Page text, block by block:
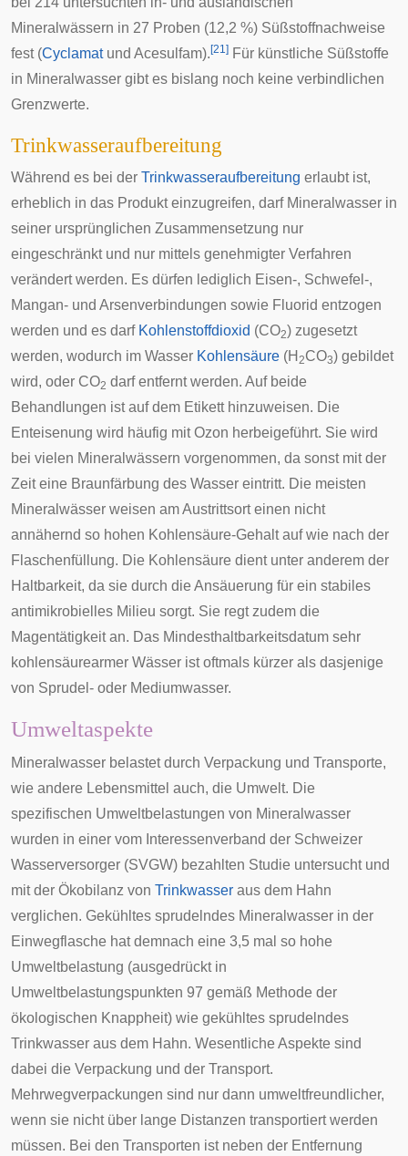
Mineralwässern in 27 Proben (12,2 %) Süßstoffnachweise
fest (Cyclamatund Acesulfam). [21] Für künstliche Süßstoffe
in Mineralwasser gibt es bislang noch keine verbindlichen
Grenzwerte.
Trinkwasseraufbereitung
Während es bei der Trinkwasseraufbereitung erlaubt ist,
erheblich in das Produkt einzugreifen, darf Mineralwasser in
seiner ursprünglichen Zusammensetzung nur
eingeschränkt und nur mittels genehmigter Verfahren
verändert werden. Es dürfen lediglich Eisen-, Schwefel-,
Mangan- und Arsenverbindungen sowie Fluorid entzogen
werden und es darf Kohlenstoffdioxid (CO2) zugesetzt
werden, wodurch im Wasser Kohlensäure (H 2CO3) gebildet
wird, oder CO2 darf entfernt werden. Auf beide
Behandlungen ist auf dem Etikett hinzuweisen. Die
Enteisenung wird häufig mit Ozon herbeigeführt. Sie wird
bei vielen Mineralwässern vorgenommen, da sonst mit der
Zeit eine Braunfärbung des Wasser eintritt. Die meisten
Mineralwässer weisen am Austrittsort einen nicht
annähernd so hohen Kohlensäure-Gehalt auf wie nach der
Flaschenfüllung. Die Kohlensäure dient unter anderem der
Haltbarkeit, da sie durch die Ansäuerung für ein stabiles
antimikrobielles Milieu sorgt. Sie regt zudem die
Magentätigkeit an. Das Mindesthaltbarkeitsdatum sehr
kohlensäurearmer Wässer ist oftmals kürzer als dasjenige
von Sprudel- oder Mediumwasser.
Umweltaspekte
Mineralwasser belastet durch Verpackung und Transporte,
wie andere Lebensmittel auch, die Umwelt. Die
spezifischen Umweltbelastungen von Mineralwasser
wurden in einer vom Interessenverband der Schweizer
Wasserversorger (SVGW) bezahlten Studie untersucht und
mit der Ökobilanz von Trinkwasser aus dem Hahn
verglichen. Gekühltes sprudelndes Mineralwasser in der
Einwegflasche hat demnach eine 3,5 mal so hohe
Umweltbelastung (ausgedrückt in
Umweltbelastungspunkten 97 gemäß Methode der
ökologischen Knappheit) wie gekühltes sprudelndes
Trinkwasser aus dem Hahn. Wesentliche Aspekte sind
dabei die Verpackung und der Transport.
Mehrwegverpackungen sind nur dann umweltfreundlicher,
wenn sie nicht über lange Distanzen transportiert werden
müssen. Bei den Transporten ist neben der Entfernung